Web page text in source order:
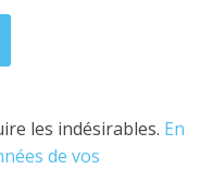
les indésirables. En
de vos